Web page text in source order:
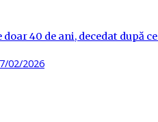
doar 40 de ani, decedat după
02/2026